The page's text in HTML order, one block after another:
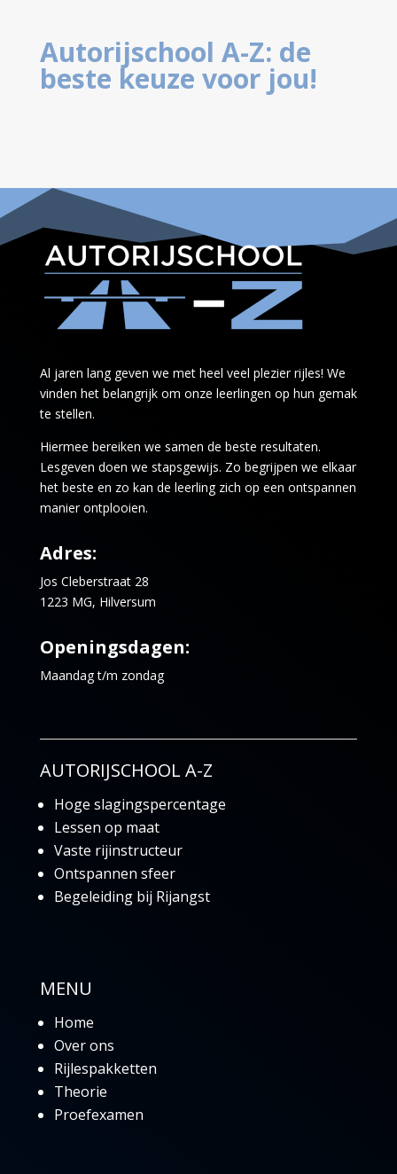
Autorijschool A-Z: de
beste keuze voor jou!
Al jaren lang geven we met heel veel plezier rijles! We
vinden het belangrijk om onze leerlingen op hun gemak
te stellen.
Hiermee bereiken we samen de beste resultaten.
Lesgeven doen we stapsgewijs. Zo begrijpen we elkaar
het beste en zo kan de leerling zich op een ontspannen
manier ontplooien.
Adres:
Jos Cleberstraat 28
1223 MG, Hilversum
Openingsdagen:
Maandag t/m zondag
AUTORIJSCHOOL A-Z
Hoge slagingspercentage
Lessen op maat
Vaste rijinstructeur
Ontspannen sfeer
Begeleiding bij Rijangst
MENU
Home
Over ons
Rijlespakketten
Theorie
Proefexamen